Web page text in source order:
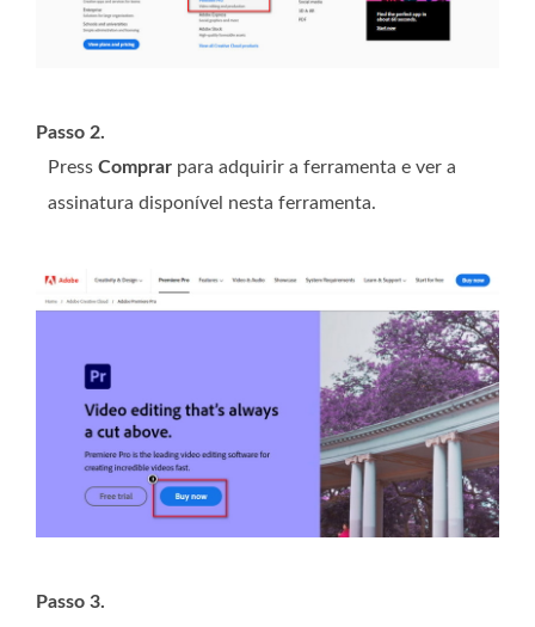
Passo 2.
Press Comprar para adquirir a ferramenta e ver a
assinatura disponível nesta ferramenta.
Passo 3.